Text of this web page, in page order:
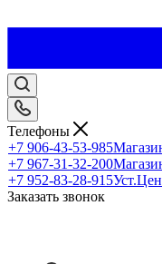
Телефоны
+7 906-43-53-985
+7 967-31-32-200
+7 952-83-28-915
Заказать звонок